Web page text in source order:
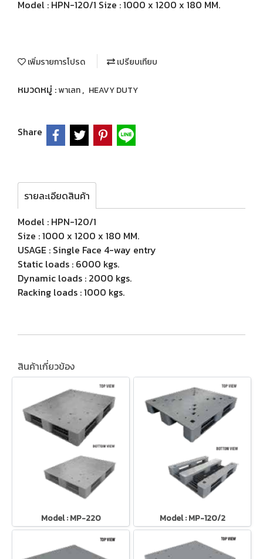
Model : HPN-120/1 Size : 1000 x 1200 x 180 MM.
เพิ่มรายการโปรด เปรียบเทียบ
หมวดหมู่ :พาเลท, HEAVY DUTY
Share
รายละเอียดสินค้า
Model : HPN-120/1
Size : 1000 x 1200 x 180 MM.
USAGE : Single Face 4-way entry
Static loads : 6000 kgs.
Dynamic loads : 2000 kgs.
Racking loads : 1000 kgs.
สินค้าเกี่ยวข้อง
Model : MP-220 Model : MP-120/2